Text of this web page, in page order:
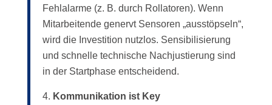
Fehlalarme (z. B. durch Rollatoren). Wenn
Mitarbeitende genervt Sensoren „ausstöpseln“,
wird die Investition nutzlos. Sensibilisierung
und schnelle technische Nachjustierung sind
in der Startphase entscheidend.
Kommunikation ist Key